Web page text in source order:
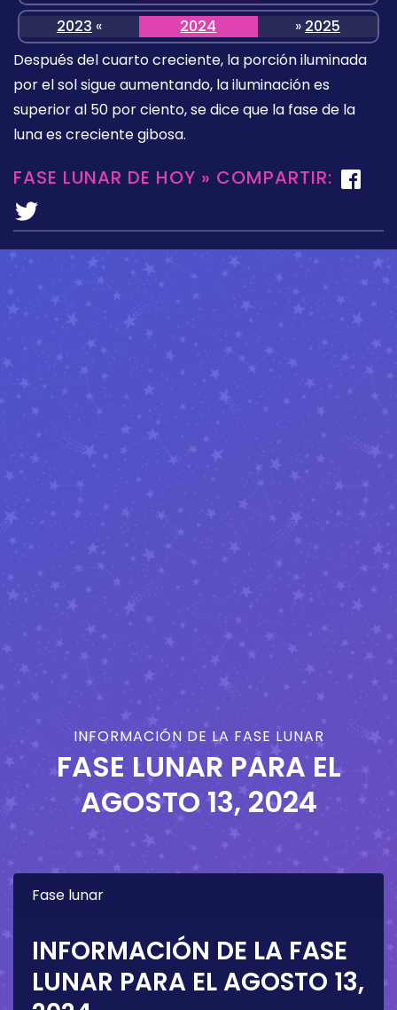
2023 « 2024 » 2025
Después del cuarto creciente, la porción iluminada
por el sol sigue aumentando, la iluminación es
superior al 50 por ciento, se dice que la fase de la
luna es creciente gibosa.
FASE LUNAR DE HOY » COMPARTIR:
INFORMACIÓN DE LA FASE LUNAR
FASE LUNAR PARA EL
AGOSTO 13, 2024
Fase lunar
INFORMACIÓN DE LA FASE
LUNAR PARA EL AGOSTO 13,